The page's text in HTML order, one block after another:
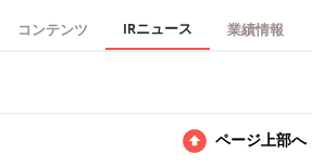
コンテンツ IRニュース 業績情報
ページ上部へ